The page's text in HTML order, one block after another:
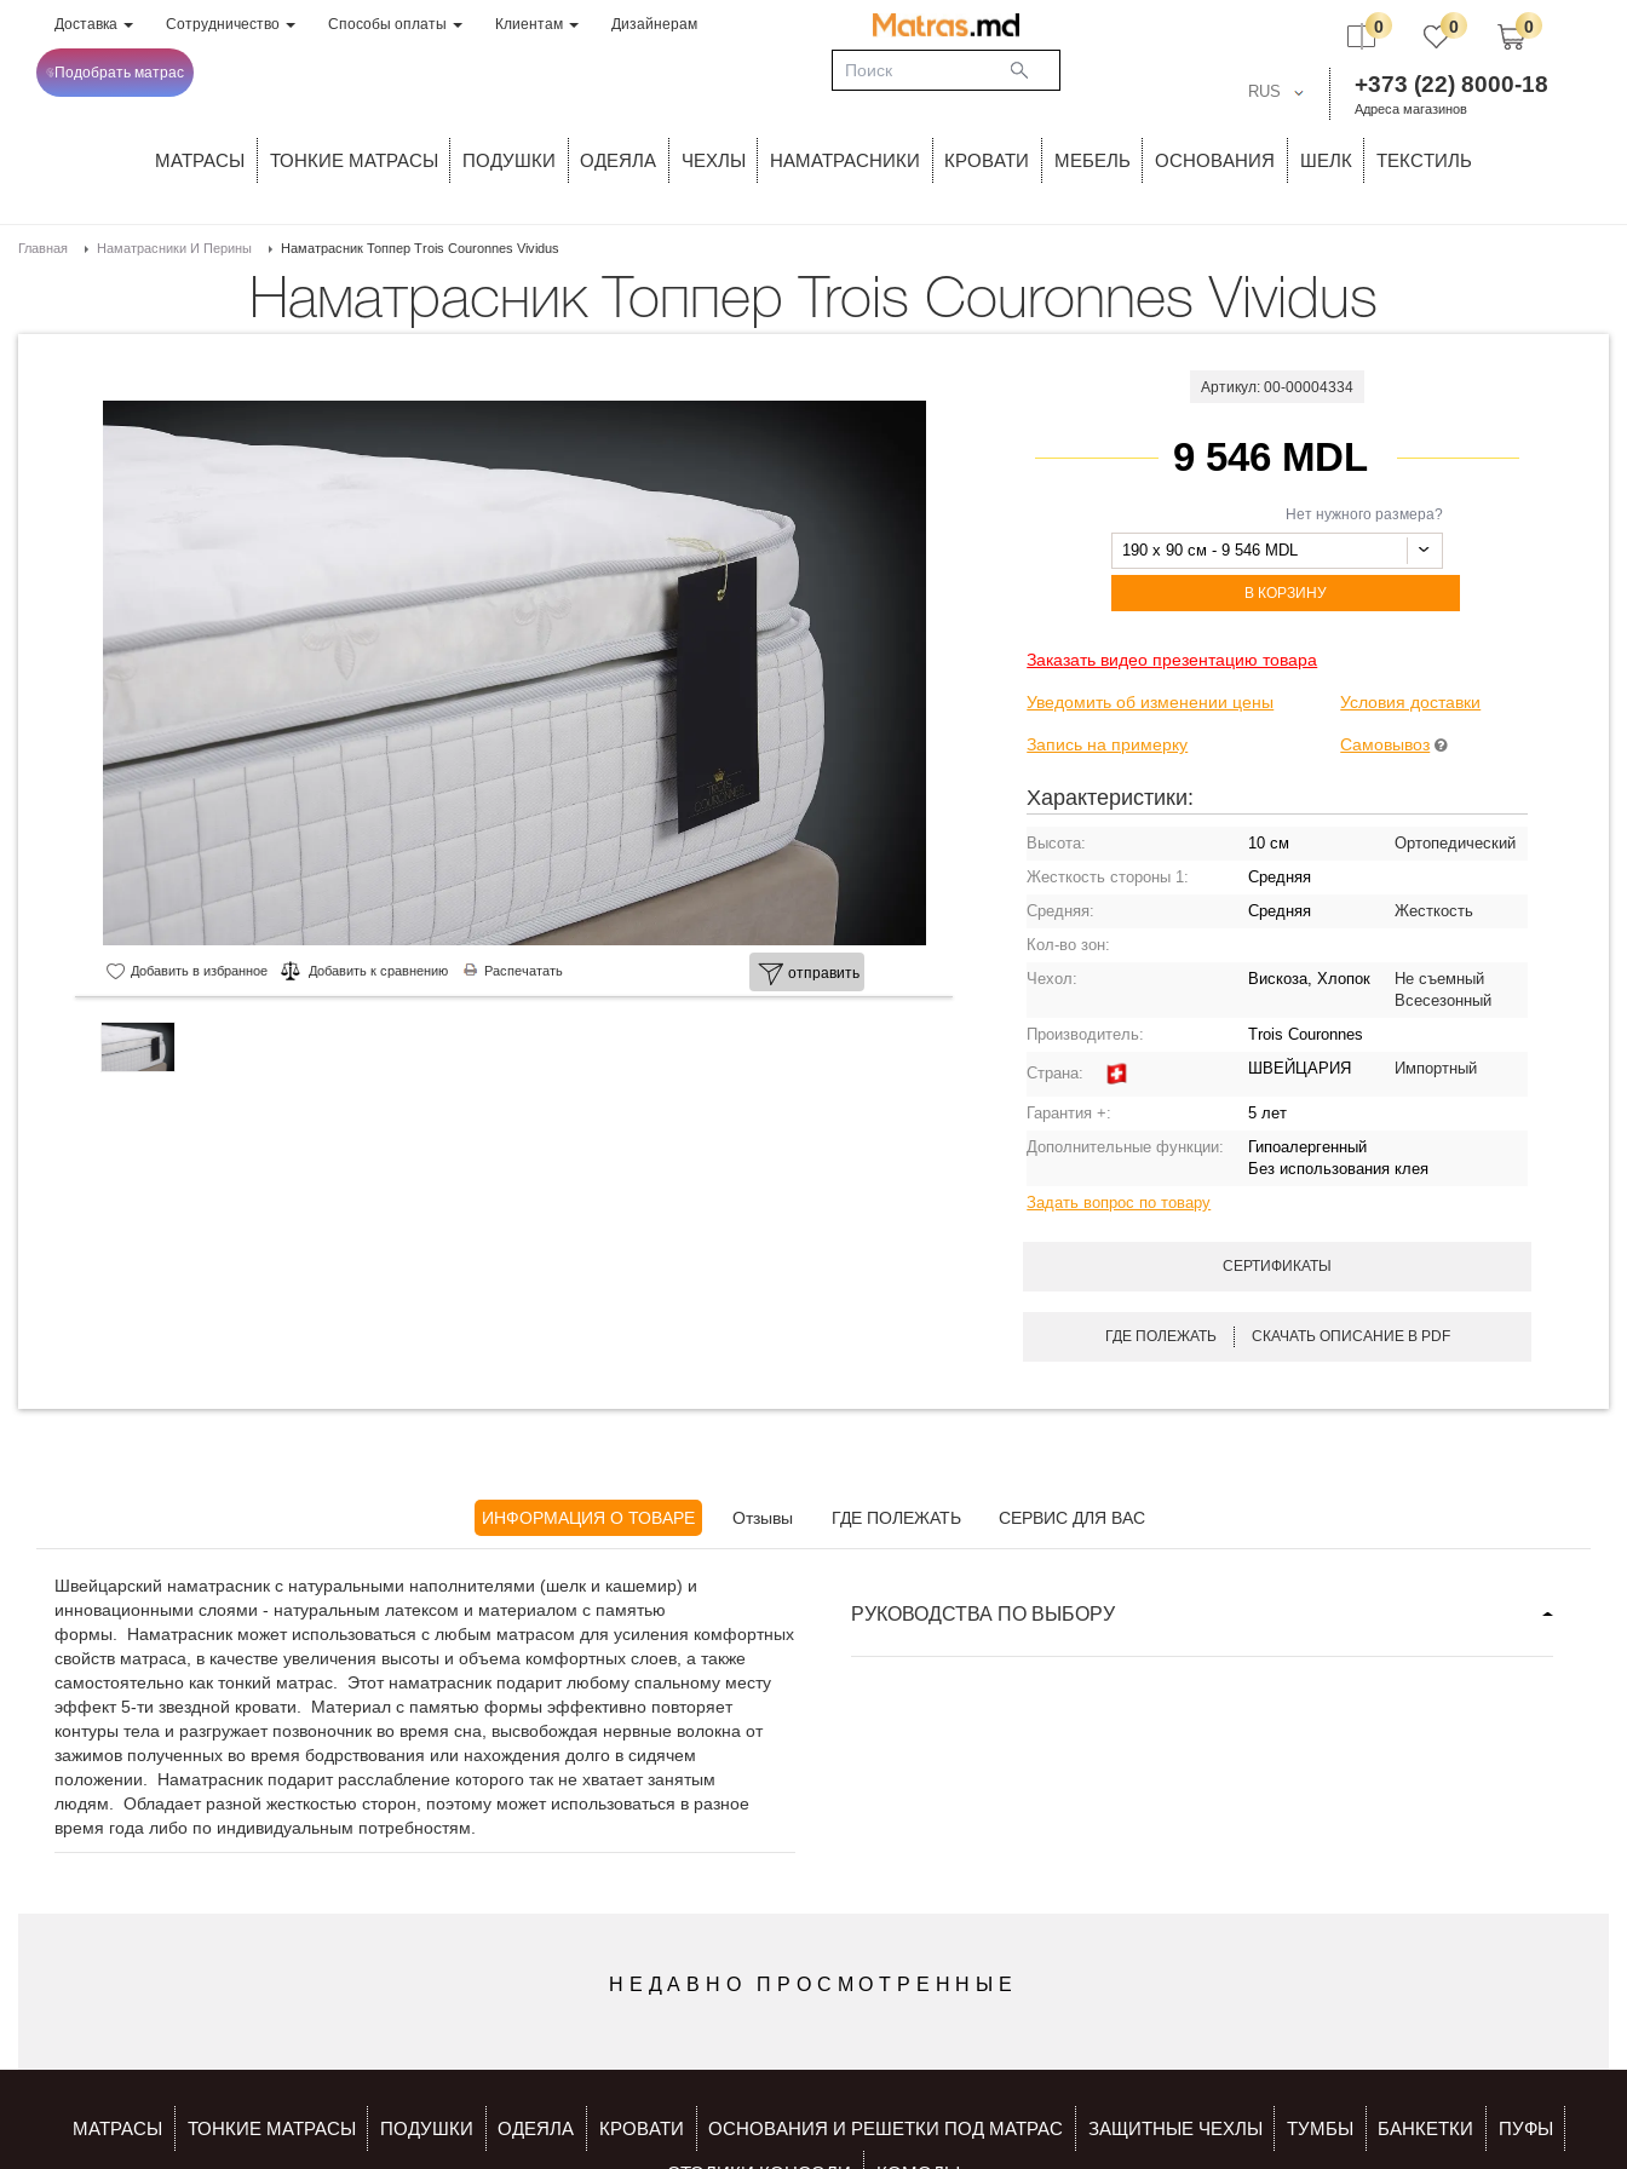
Доставка Сотрудничество Способы оплаты Клиентам Дизайнерам
Подобрать матрас
0
0
0
+373 (22) 8000-18
Адреса магазинов
RUS
МАТРАСЫ ТОНКИЕ МАТРАСЫ ПОДУШКИ ОДЕЯЛА ЧЕХЛЫ НАМАТРАСНИКИ КРОВАТИ МЕБЕЛЬ ОСНОВАНИЯ ШЕЛК ТЕКСТИЛЬ
Главная Наматрасники И Перины Наматрасник Топпер Trois Couronnes Vividus
Наматрасник Топпер Trois Couronnes Vividus
отправить
Добавить в избранное Добавить к сравнению Распечатать
Артикул: 00-00004334
9 546 MDL
Нет нужного размера?
190 x 90 см - 9 546 MDL
В КОРЗИНУ
Заказать видео презентацию товара
Уведомить об изменении цены Условия доставки
Запись на примерку Самовывоз
Характеристики:
Высота: 10 см
Ортопедический
Жесткость стороны 1:
Средняя
Средняя:
Средняя
Жесткость
Кол-во зон:
Чехол:
Вискоза, Хлопок
Не съемный
Всесезонный
Производитель:
Trois Couronnes
Страна: ШВЕЙЦАРИЯ Импортный
Гарантия +:
5 лет
Дополнительные функции:
Гипоалергенный
Без использования клея
Задать вопрос по товару
СЕРТИФИКАТЫ
ГДЕ ПОЛЕЖАТЬ СКАЧАТЬ ОПИСАНИЕ В PDF
ИНФОРМАЦИЯ О ТОВАРЕ Отзывы ГДЕ ПОЛЕЖАТЬ СЕРВИС ДЛЯ ВАС
Швейцарский наматрасник с натуральными наполнителями (шелк и кашемир) и
инновационными слоями - натуральным латексом и материалом с памятью
формы. Наматрасник может использоваться с любым матрасом для усиления комфортных
свойств матраса, в качестве увеличения высоты и объема комфортных слоев, а также
самостоятельно как тонкий матрас. Этот наматрасник подарит любому спальному месту
эффект 5-ти звездной кровати. Материал с памятью формы эффективно повторяет
контуры тела и разгружает позвоночник во время сна, высвобождая нервные волокна от
зажимов полученных во время бодрствования или нахождения долго в сидячем
положении. Наматрасник подарит расслабление которого так не хватает занятым
людям. Обладает разной жесткостью сторон, поэтому может использоваться в разное
время года либо по индивидуальным потребностям.
РУКОВОДСТВА ПО ВЫБОРУ
НЕДАВНО ПРОСМОТРЕННЫЕ
МАТРАСЫ ТОНКИЕ МАТРАСЫ ПОДУШКИ ОДЕЯЛА КРОВАТИ ОСНОВАНИЯ И РЕШЕТКИ ПОД МАТРАС ЗАЩИТНЫЕ ЧЕХЛЫ ТУМБЫ БАНКЕТКИ ПУФЫ